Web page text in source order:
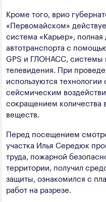
Кроме того, врио
«Первомайском»
система «Карьер»,
автотранспорта с
GPS и ГЛОНАСС,
телевидения. При
используются
сейсмическим
сокращением количества
веществ.
Перед посещением
участка Илья Середюк
труда, пожарной
территории, получил
защиты, ознакомился с
работ на разрезе.